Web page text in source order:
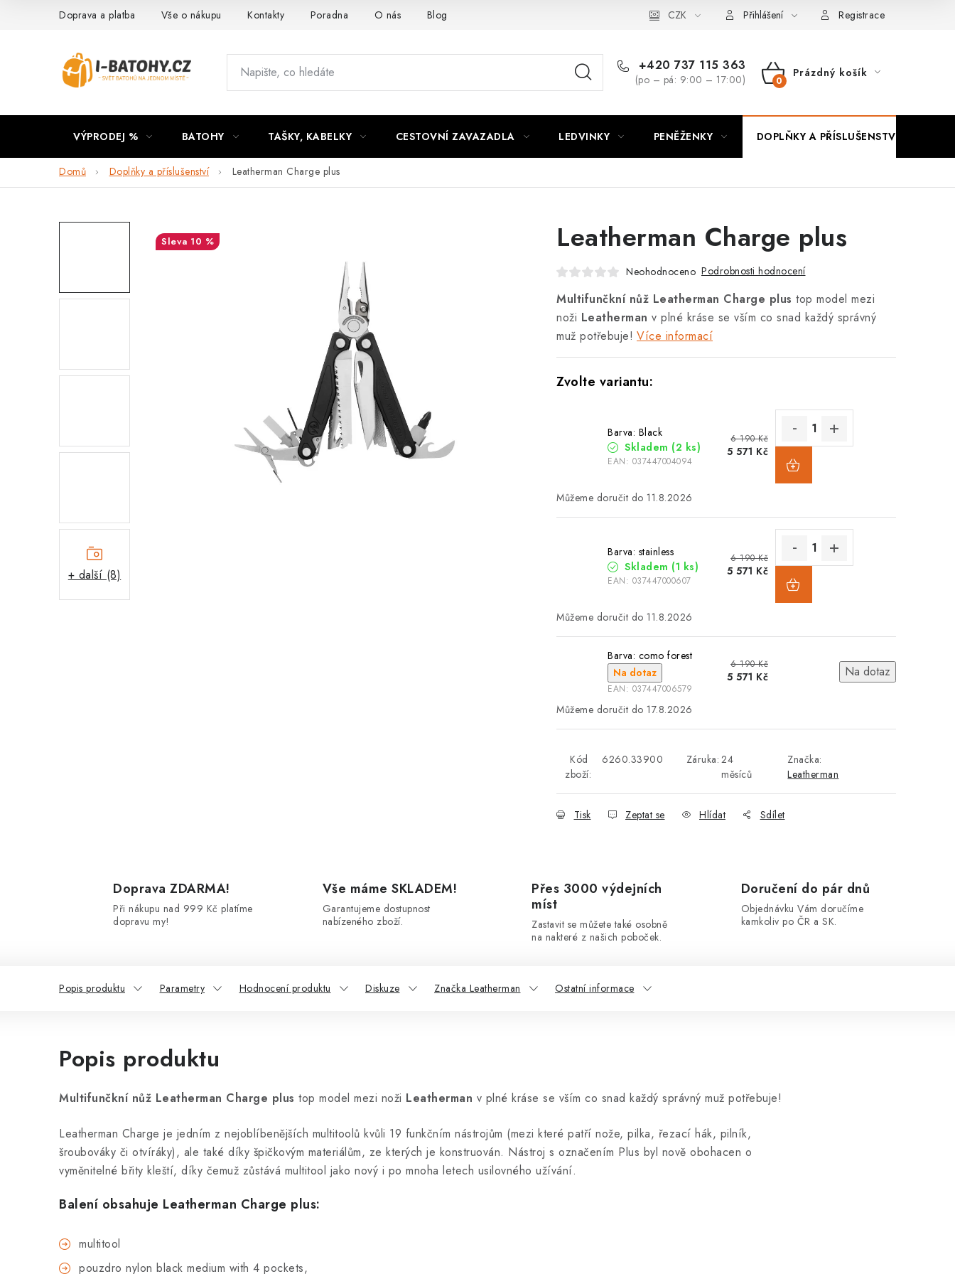
Doprava a platba Vše o nákupu Kontakty Poradna O nás Blog CZK Přihlášení Registrace
+420 737 115 363
(po – pá: 9:00 – 17:00)
NÁKUPNÍ
Prázdný košík
VÝPRODEJ % BATOHY TAŠKY, KABELKY CESTOVNÍ ZAVAZADLA LEDVINKY PENĚŽENKY DOPLŇKY A PŘÍSLUŠENSTVÍ
Domů Doplňky a příslušenství Leatherman Charge plus
+ další (8)
Leatherman Charge plus
Neohodnoceno Podrobnosti hodnocení
Multifunčkní nůž Leatherman Charge plus top model mezi
noži Leatherman v plné kráse se vším co snad každý správný
muž potřebuje! Více informací
Barva: Black
Skladem (2 ks)
EAN: 037447004094
6 190 Kč
5 571 Kč
11.8.2026
Barva: stainless
Skladem (1 ks)
EAN: 037447000607
6 190 Kč
5 571 Kč
11.8.2026
Barva: como forest
Na dotaz
EAN: 037447006579
6 190 Kč
5 571 Kč Na dotaz
17.8.2026
Kód
zboží:
6260.33900 Záruka: 24
měsíců
Značka:
Leatherman
Tisk Zeptat se Hlídat Sdílet
10 %
Doprava ZDARMA!
Při nákupu nad 999 Kč platíme
dopravu my!
Vše máme SKLADEM!
Garantujeme dostupnost
nabízeného zboží.
Přes 3000 výdejních
míst
Zastavit se můžete také osobně
na nakteré z našich poboček.
Doručení do pár dnů
Objednávku Vám doručíme
kamkoliv po ČR a SK.
Popis produktu Parametry Hodnocení produktu Diskuze Značka Leatherman Ostatní informace
Popis produktu
Multifunčkní nůž Leatherman Charge plus top model mezi noži Leatherman v plné kráse se vším co snad každý správný muž potřebuje!
Leatherman Charge je jedním z nejoblíbenějších multitoolů kvůli 19 funkčním nástrojům (mezi které patří nože, pilka, řezací hák, pilník,
šroubováky či otvíráky), ale také díky špičkovým materiálům, ze kterých je konstruován. Nástroj s označením Plus byl nově obohacen o
vyměnitelné břity kleští, díky čemuž zůstává multitool jako nový i po mnoha letech usilovného užívání.
Balení obsahuje Leatherman Charge plus:
multitool
pouzdro nylon black medium with 4 pockets,